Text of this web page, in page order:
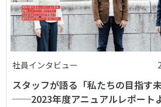
社員インタビュー
スタッフが語る「私たちの目指す未
──2023年度アニュアルレポート